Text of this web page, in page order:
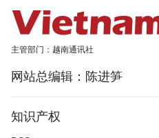
主管部门：越南通讯社
网站总编辑：陈进笋
知识产权